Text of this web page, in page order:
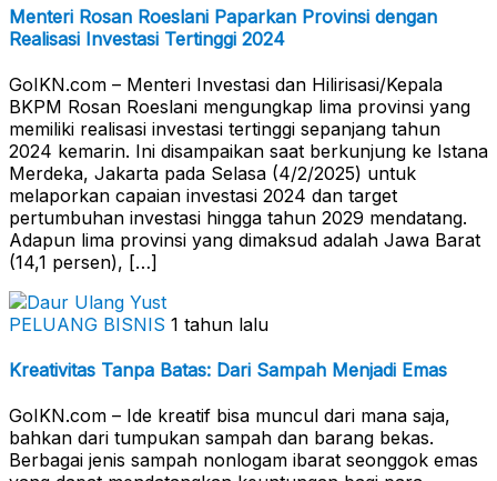
Menteri Rosan Roeslani Paparkan Provinsi dengan
Realisasi Investasi Tertinggi 2024
GoIKN.com – Menteri Investasi dan Hilirisasi/Kepala
BKPM Rosan Roeslani mengungkap lima provinsi yang
memiliki realisasi investasi tertinggi sepanjang tahun
2024 kemarin. Ini disampaikan saat berkunjung ke Istana
Merdeka, Jakarta pada Selasa (4/2/2025) untuk
melaporkan capaian investasi 2024 dan target
pertumbuhan investasi hingga tahun 2029 mendatang.
Adapun lima provinsi yang dimaksud adalah Jawa Barat
(14,1 persen), […]
PELUANG BISNIS 1 tahun lalu
Kreativitas Tanpa Batas: Dari Sampah Menjadi Emas
GoIKN.com – Ide kreatif bisa muncul dari mana saja,
bahkan dari tumpukan sampah dan barang bekas.
Berbagai jenis sampah nonlogam ibarat seonggok emas